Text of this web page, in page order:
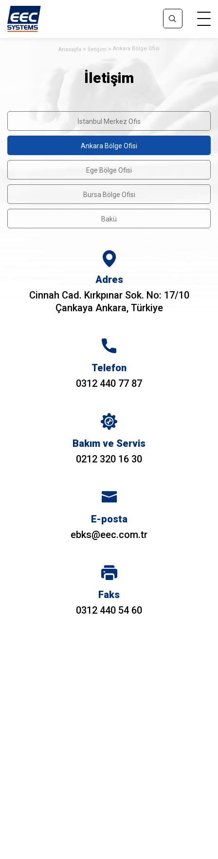
Anasayfa İletişim Ankara Bölge Ofisi
İletişim
İstanbul Merkez Ofis
Ankara Bölge Ofisi
Ege Bölge Ofisi
Bursa Bölge Ofisi
Bakü
Adres
Cinnah Cad. Kırkpınar Sok. No: 17/10
Çankaya Ankara, Türkiye
Telefon
0312 440 77 87
Bakım ve Servis
0212 320 16 30
E-posta
ebks@eec.com.tr
Faks
0312 440 54 60